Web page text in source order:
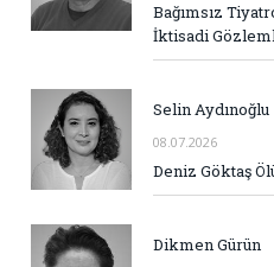
Bağımsız
İktisadi
Selin Aydınoğlu
08.07.2026
Deniz Göktaş
Dikmen Gürün